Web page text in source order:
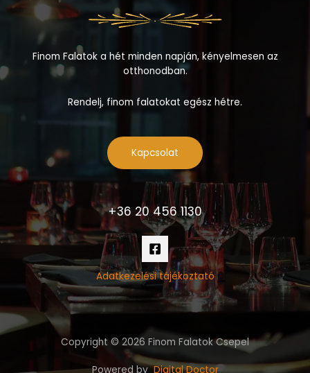
Finom Falatok a hét minden napján, kényelmesen az
otthonodban.
Rendelj, finom falatokat egész hétre.
Kapcsolat
+36 20 456 1130
Adatkezelési tájékoztató
Copyright © 2026 Finom Falatok Csepel
Powered byDigital Doctor